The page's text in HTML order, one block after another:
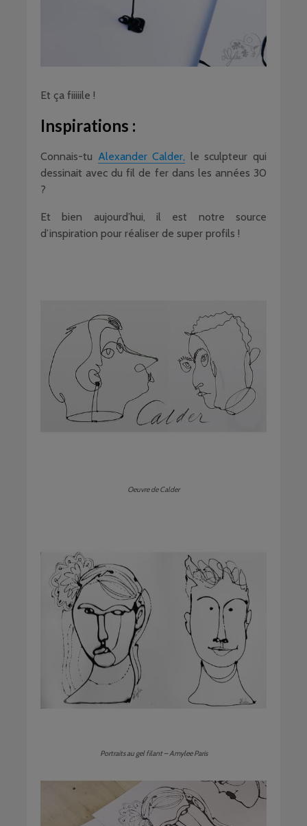
Et ça fiiiiile !
Inspirations :
Connais-tu Alexander Calder, le sculpteur qui
dessinait avec du fil de fer dans les années 30
?
Et bien aujourd’hui, il est notre source
d’inspiration pour réaliser de super profils !
Oeuvre de Calder
Portraits au gel filant – Amylee Paris